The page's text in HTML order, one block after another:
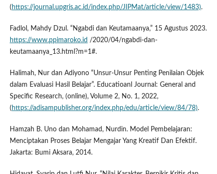
( https://journal.upgris.ac.id/index.php/JIPMat/article/view/1483).
Fadlol, Mahdy Dzul. “Ngabdi dan Keutamaanya,” 15 Agustus 2023.
https://www.ppimaroko.id /2020/04/ngabdi-dan-
keutamaanya_13.html?m=1#.
Halimah, Nur dan Adiyono “Unsur-Unsur Penting Penilaian Objek
dalam Evaluasi Hasil Belajar”. Educatioanl Journal: General and
Specific Research, (online), Volume 2, No. 1, 2022,
( https://adisampublisher.org/index.php/edu/article/view/84/78).
Hamzah B. Uno dan Mohamad, Nurdin. Model Pembelajaran:
Menciptakan Proses Belajar Mengajar Yang Kreatif Dan Efektif.
Jakarta: Bumi Aksara, 2014.